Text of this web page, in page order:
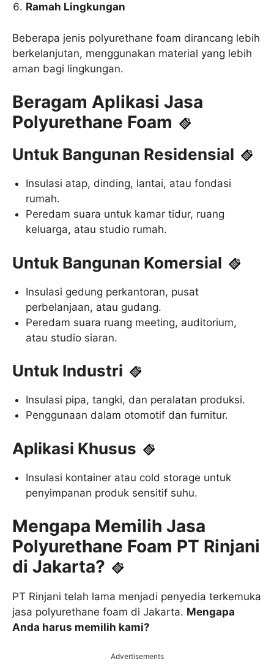
Ramah Lingkungan
Beberapa jenis polyurethane foam dirancang lebih
berkelanjutan, menggunakan material yang lebih
aman bagi lingkungan.
Beragam Aplikasi Jasa
Polyurethane Foam
Untuk Bangunan Residensial
Insulasi atap, dinding, lantai, atau fondasi
rumah.
Peredam suara untuk kamar tidur, ruang
keluarga, atau studio rumah.
Untuk Bangunan Komersial
Insulasi gedung perkantoran, pusat
perbelanjaan, atau gudang.
Peredam suara ruang meeting, auditorium,
atau studio siaran.
Untuk Industri
Insulasi pipa, tangki, dan peralatan produksi.
Penggunaan dalam otomotif dan furnitur.
Aplikasi Khusus
Insulasi kontainer atau cold storage untuk
penyimpanan produk sensitif suhu.
Mengapa Memilih Jasa
Polyurethane Foam PT Rinjani
di Jakarta?
PT Rinjani telah lama menjadi penyedia terkemuka
jasa polyurethane foam di Jakarta. Mengapa
Anda harus memilih kami?
Advertisements